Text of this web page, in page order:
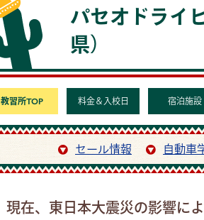
パセオドライ
県）
教習所TOP 料金＆入校日 宿泊施設
セール情報 自動車
現在、東日本大震災の影響に